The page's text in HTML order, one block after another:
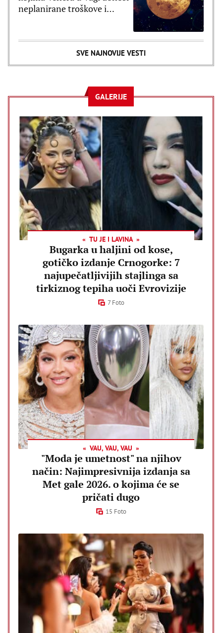
neplanirane troškove i
SVE NAJNOVIJE VESTI
GALERIJE
TU JE I LAVINA
Bugarka u haljini od kose,
gotičko izdanje Crnogorke: 7
najupečatljivijih stajlinga sa
tirkiznog tepiha uoči Evrovizije
7 Foto
VAU, VAU, VAU
"Moda je umetnost" na njihov
način: Najimpresivnija izdanja sa
Met gale 2026. o kojima će se
pričati dugo
15 Foto